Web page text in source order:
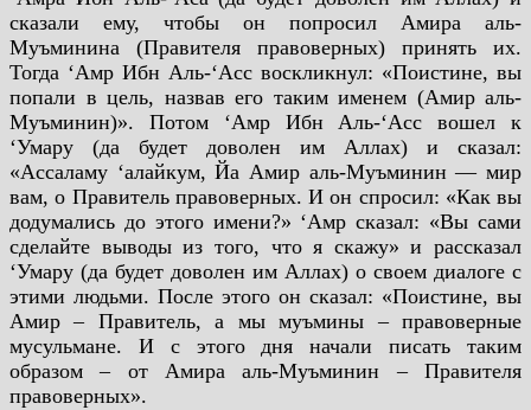
сказали ему, чтобы он попросил Амира аль-
Муъминина (Правителя правоверных) принять их.
Тогда ‘Амр Ибн Аль-‘Асс воскликнул: «Поистине, вы
попали в цель, назвав его таким именем (Амир аль-
Муъминин)». Потом ‘Амр Ибн Аль-‘Асс вошел к
‘Умару (да будет доволен им Аллах) и сказал:
«Ассаламу ‘алайкум, Йа Амир аль-Муъминин — мир
вам, о Правитель правоверных. И он спросил: «Как вы
додумались до этого имени?» ‘Амр сказал: «Вы сами
сделайте выводы из того, что я скажу» и рассказал
‘Умару (да будет доволен им Аллах) о своем диалоге с
этими людьми. После этого он сказал: «Поистине, вы
Амир – Правитель, а мы муъмины – правоверные
мусульмане. И с этого дня начали писать таким
образом – от Амира аль-Муъминин – Правителя
правоверных».